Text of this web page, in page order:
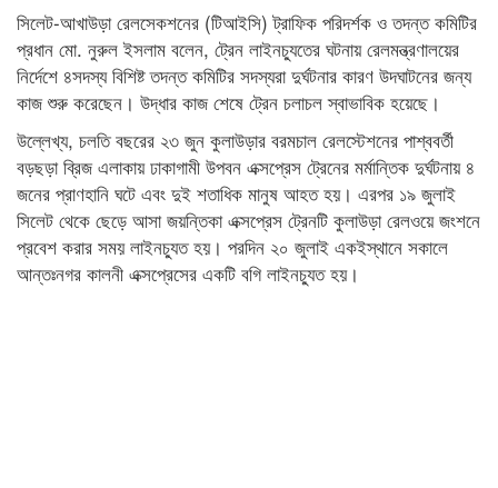
সিলেট-আখাউড়া রেলসেকশনের (টিআইসি) ট্রাফিক পরিদর্শক ও তদন্ত কমিটির
প্রধান মো. নুরুল ইসলাম বলেন, ট্রেন লাইনচ্যুতের ঘটনায় রেলমন্ত্রণালয়ের
নির্দেশে ৪সদস্য বিশিষ্ট তদন্ত কমিটির সদস্যরা দুর্ঘটনার কারণ উদঘাটনের জন্য
কাজ শুরু করেছেন। উদ্ধার কাজ শেষে ট্রেন চলাচল স্বাভাবিক হয়েছে।
উল্লেখ্য, চলতি বছরের ২৩ জুন কুলাউড়ার বরমচাল রেলস্টেশনের পাশ্ববর্তী
বড়ছড়া ব্রিজ এলাকায় ঢাকাগামী উপবন এক্সপ্রেস ট্রেনের মর্মান্তিক দুর্ঘটনায় ৪
জনের প্রাণহানি ঘটে এবং দুই শতাধিক মানুষ আহত হয়। এরপর ১৯ জুলাই
সিলেট থেকে ছেড়ে আসা জয়ন্তিকা এক্সপ্রেস ট্রেনটি কুলাউড়া রেলওয়ে জংশনে
প্রবেশ করার সময় লাইনচ্যুত হয়। পরদিন ২০ জুলাই একইস্থানে সকালে
আন্তঃনগর কালনী এক্সপ্রেসের একটি বগি লাইনচ্যুত হয়।